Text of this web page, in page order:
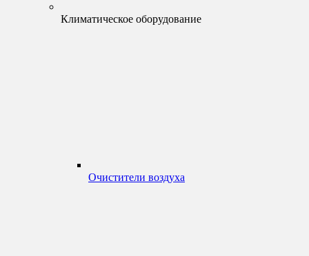
Климатическое оборудование
Очистители воздуха